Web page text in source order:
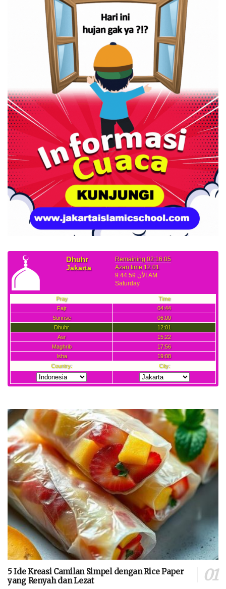
5 Ide Kreasi Camilan Simpel dengan Rice Paper
yang Renyah dan Lezat